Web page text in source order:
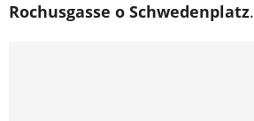
Rochusgasse o Schwedenplatz.